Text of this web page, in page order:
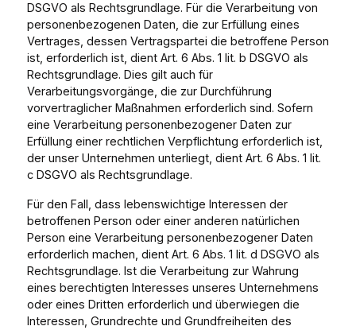
DSGVO als Rechtsgrundlage. Für die Verarbeitung von
personenbezogenen Daten, die zur Erfüllung eines
Vertrages, dessen Vertragspartei die betroffene Person
ist, erforderlich ist, dient Art. 6 Abs. 1 lit. b DSGVO als
Rechtsgrundlage. Dies gilt auch für
Verarbeitungsvorgänge, die zur Durchführung
vorvertraglicher Maßnahmen erforderlich sind. Sofern
eine Verarbeitung personenbezogener Daten zur
Erfüllung einer rechtlichen Verpflichtung erforderlich ist,
der unser Unternehmen unterliegt, dient Art. 6 Abs. 1 lit.
c DSGVO als Rechtsgrundlage.
Für den Fall, dass lebenswichtige Interessen der
betroffenen Person oder einer anderen natürlichen
Person eine Verarbeitung personenbezogener Daten
erforderlich machen, dient Art. 6 Abs. 1 lit. d DSGVO als
Rechtsgrundlage. Ist die Verarbeitung zur Wahrung
eines berechtigten Interesses unseres Unternehmens
oder eines Dritten erforderlich und überwiegen die
Interessen, Grundrechte und Grundfreiheiten des